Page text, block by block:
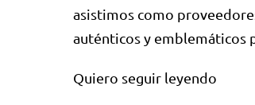
asistimos como
auténticos y emblemáticos
Quiero seguir leyendo